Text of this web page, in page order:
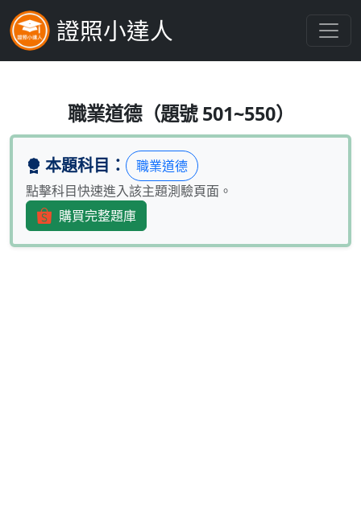
證照小達人
金融從業人員之自律行為何者
職業道德（題號 501~550）
本題科目：
職業道德
點擊科目快速進入該主題測驗頁面。
購買完整題庫